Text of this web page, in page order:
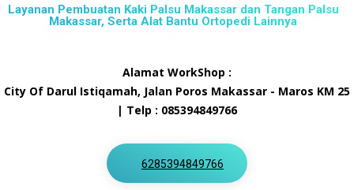
Layanan Pembuatan Kaki Palsu Makassar dan Tangan Palsu
Makassar, Serta Alat Bantu Ortopedi Lainnya
Alamat WorkShop :
City Of Darul Istiqamah, Jalan Poros Makassar - Maros KM 25
| Telp : 085394849766
6285394849766